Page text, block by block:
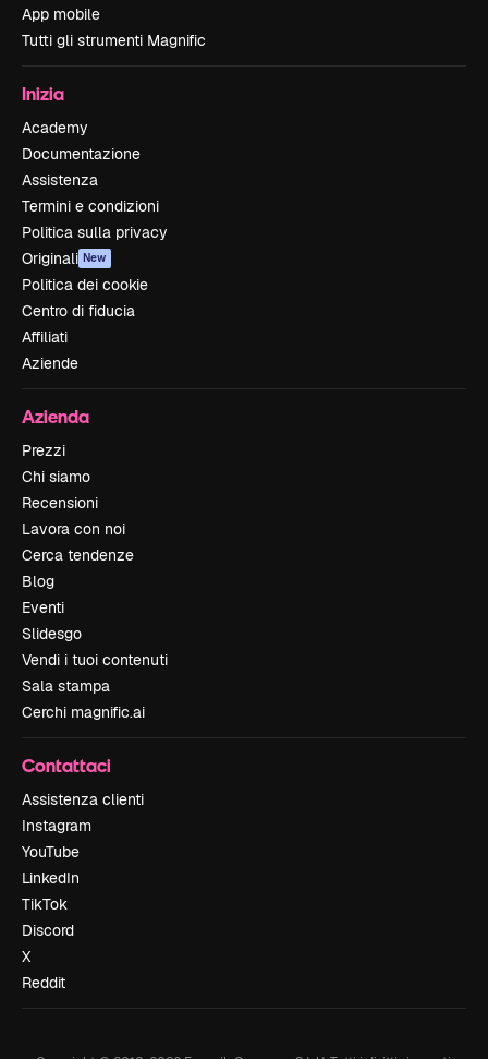
App mobile
Tutti gli strumenti Magnific
Inizia
Academy
Documentazione
Assistenza
Termini e condizioni
Politica sulla privacy
Originali New
Politica dei cookie
Centro di fiducia
Affiliati
Aziende
Azienda
Prezzi
Chi siamo
Recensioni
Lavora con noi
Cerca tendenze
Blog
Eventi
Slidesgo
Vendi i tuoi contenuti
Sala stampa
Cerchi magnific.ai
Contattaci
Assistenza clienti
Instagram
YouTube
LinkedIn
TikTok
Discord
X
Reddit